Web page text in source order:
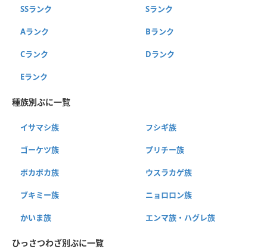
SSランク Sランク
Aランク Bランク
Cランク Dランク
Eランク
種族別ぷに一覧
イサマシ族 フシギ族
ゴーケツ族 プリチー族
ポカポカ族 ウスラカゲ族
ブキミー族 ニョロロン族
かいま族 エンマ族・ハグレ族
ひっさつわざ別ぷに一覧